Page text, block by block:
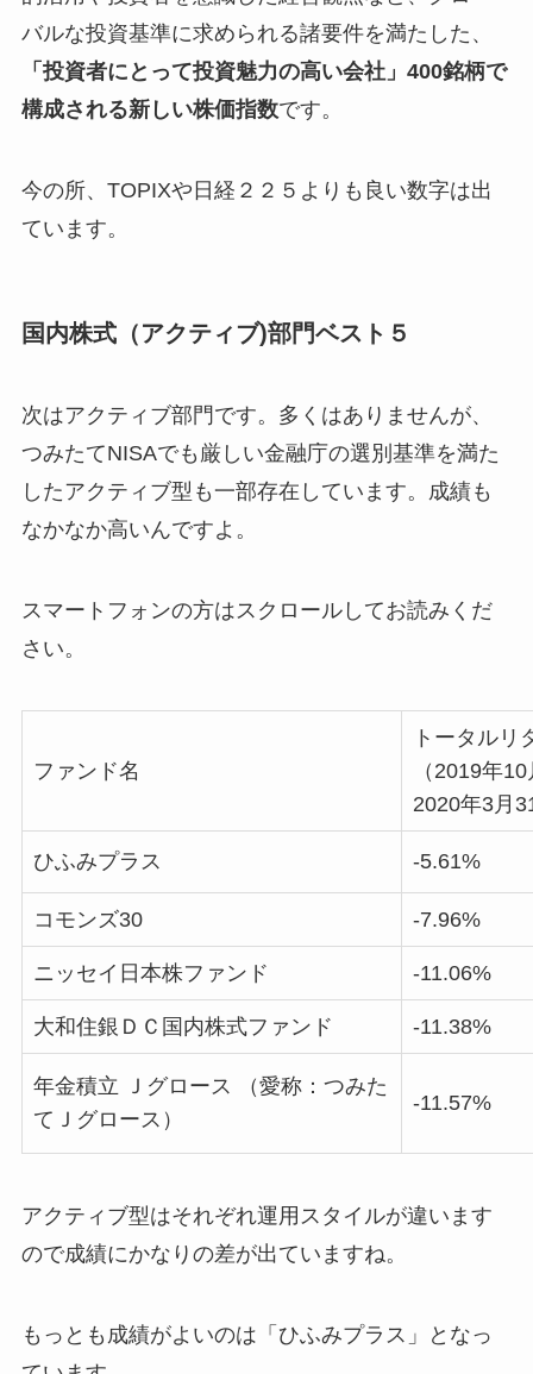
バルな投資基準に求められる諸要件を満たした、
「投資者にとって投資魅力の高い会社」400銘柄で
構成される新しい株価指数です。
今の所、TOPIXや日経２２５よりも良い数字は出
ています。
国内株式（アクティブ)部門ベスト５
次はアクティブ部門です。多くはありませんが、
つみたてNISAでも厳しい金融庁の選別基準を満た
したアクティブ型も一部存在しています。成績も
なかなか高いんですよ。
スマートフォンの方はスクロールしてお読みくだ
さい。
ファンド名
トータルリ
（2019年
2020年3月
ひふみプラス -5.61%
コモンズ30 -7.96%
ニッセイ日本株ファンド -11.06%
大和住銀ＤＣ国内株式ファンド -11.38%
年金積立 Ｊグロース （愛称：つみた
てＪグロース）
-11.57%
アクティブ型はそれぞれ運用スタイルが違います
ので成績にかなりの差が出ていますね。
もっとも成績がよいのは「ひふみプラス」となっ